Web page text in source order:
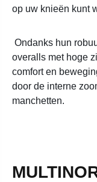
op uw knieën kunt
Ondanks hun
overalls met hoge
comfort en
door de interne
manchetten.